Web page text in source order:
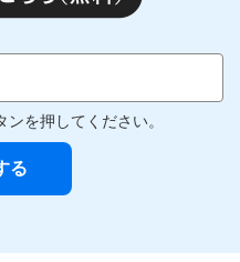
を押してください。